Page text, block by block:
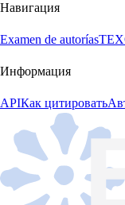
Навигация
Examen de autorías
Информация
APIКак цитировать